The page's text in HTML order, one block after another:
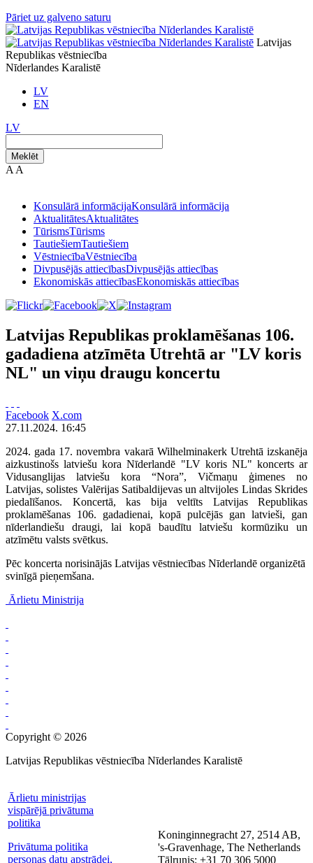
Pāriet uz galveno saturu
Latvijas
Republikas vēstniecība
Nīderlandes Karalistē
LV
EN
LV
Meklēt
A A
Konsulārā informācijaKonsulārā informācija
AktualitātesAktualitātes
TūrismsTūrisms
TautiešiemTautiešiem
VēstniecībaVēstniecība
Divpusējās attiecībasDivpusējās attiecības
Ekonomiskās attiecībasEkonomiskās attiecības
Latvijas Republikas proklamēšanas 106.
gadadiena atzīmēta Utrehtā ar "LV koris
NL" un viņu draugu koncertu
Facebook X.com
27.11.2024. 16:45
2024. gada 17. novembra vakarā Wilhelminakerk Utrehtā izskanēja
aizkustinošs latviešu kora Nīderlandē "LV koris NL" koncerts ar
Vidusanglijas latviešu kora “Nora”, Vičmaņu ģimenes no
Latvijas, solistes Valērijas Satibaldijevas un altvijoles Lindas Skrides
piedalīšanos. Koncertā, kas bija veltīts Latvijas Republikas
proklamēšanas 106. gadadienai, kopā pulcējās gan latvieši, gan
nīderlandiešu draugi, lai kopā baudītu latviešu kormūziku un
atzīmētu valsts svētkus.
Pēc koncerta norisinājās Latvijas vēstniecības Nīderlandē organizētā
svinīgā pieņemšana.
Ārlietu Ministrija
Copyright © 2026
Latvijas Republikas vēstniecība Nīderlandes Karalistē
Ārlietu ministrijas
vispārējā privātuma
politika
Privātuma politika
personas datu apstrādei,
Koninginnegracht 27, 2514 AB,
's-Gravenhage, The Netherlands
Tālrunis: +31 70 306 5000